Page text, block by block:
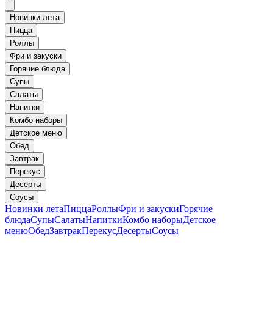
Новинки лета
Пицца
Роллы
Фри и закуски
Горячие блюда
Супы
Салаты
Напитки
Комбо наборы
Детское меню
Обед
Завтрак
Перекус
Десерты
Соусы
Новинки летаПиццаРоллыФри и закускиГорячие
блюдаСупыСалатыНапиткиКомбо наборыДетское
менюОбедЗавтракПерекусДесертыСоусы